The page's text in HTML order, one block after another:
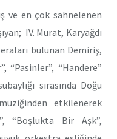
ve en çok sahnelenen
IV. Murat, Karyağdı
bulunan Demiriş,
“Pasinler”, “Handere”
sırasında Doğu
etkilenerek
“Boşlukta Bir Aşk”,